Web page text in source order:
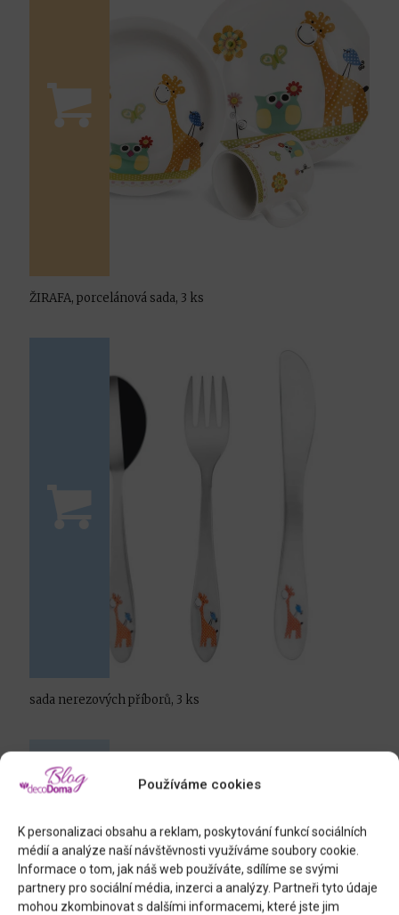
Používáme cookies
K personalizaci obsahu a reklam, poskytování funkcí sociálních
médií a analýze naší návštěvnosti využíváme soubory cookie.
Informace o tom, jak náš web používáte, sdílíme se svými
partnery pro sociální média, inzerci a analýzy. Partneři tyto údaje
mohou zkombinovat s dalšími informacemi, které jste jim
ŽIRAFA, porcelánová sada, 3 ks
sada nerezových příborů, 3 ks